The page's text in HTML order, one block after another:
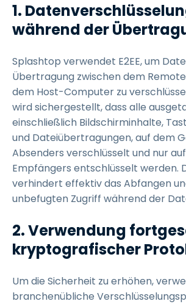
1.
während der
Splashtop verwendet E2EE, um
Übertragung zwischen dem
dem Host-Computer zu
wird sichergestellt, dass alle
einschließlich Bildschirminhalte,
und Dateiübertragungen, auf dem
Absenders verschlüsselt und nur
Empfängers entschlüsselt werden.
verhindert effektiv das Abfangen
unbefugten Zugriff während der
2. Verwendung
kryptografischer
Um die Sicherheit zu erhöhen,
branchenübliche